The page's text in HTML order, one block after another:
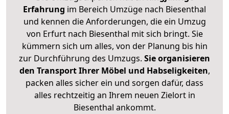
Erfahrung im Bereich Umzüge nach Biesenthal
und kennen die Anforderungen, die ein Umzug
von Erfurt nach Biesenthal mit sich bringt. Sie
kümmern sich um alles, von der Planung bis hin
zur Durchführung des Umzugs. Sie organisieren
den Transport Ihrer Möbel und Habseligkeiten,
packen alles sicher ein und sorgen dafür, dass
alles rechtzeitig an Ihrem neuen Zielort in
Biesenthal ankommt.